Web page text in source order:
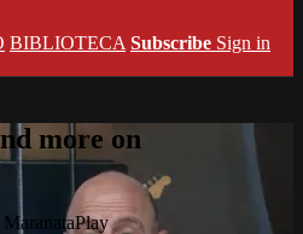
BIBLIOTECA Subscribe Sign in
more on